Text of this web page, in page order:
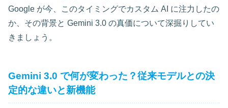
Google が今、このタイミングでカスタム AI に注力したの
か、その背景と Gemini 3.0 の真価について深掘りしてい
きましょう。
Gemini 3.0 で何が変わった？従来モデルとの決
定的な違いと新機能